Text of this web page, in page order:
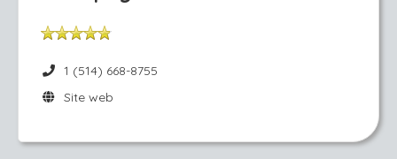
1 (514) 668-8755
Site web